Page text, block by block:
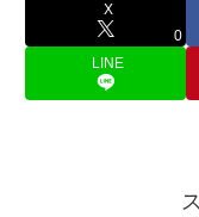
X
0
LINE